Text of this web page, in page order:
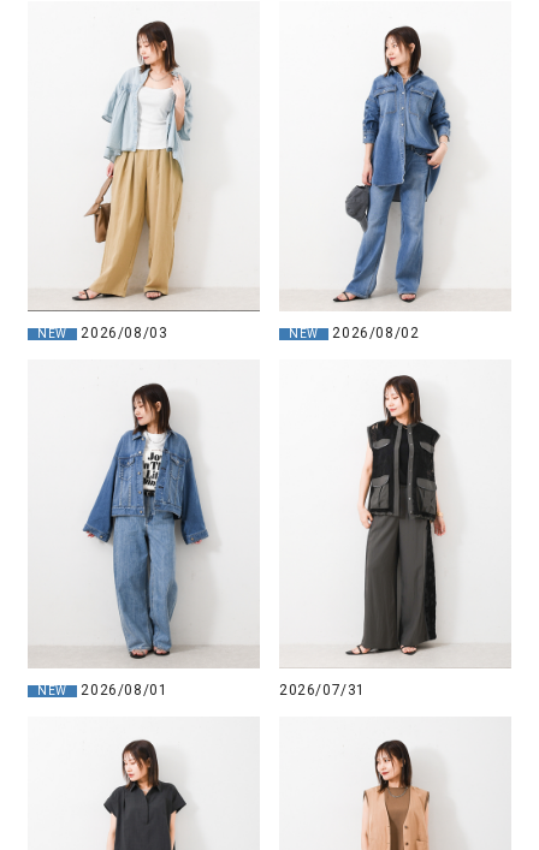
NEW 2026/08/03 NEW 2026/08/02
NEW 2026/08/01 2026/07/31